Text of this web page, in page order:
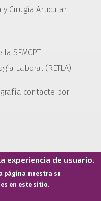
y Cirugía Articular
SEMCPT
Laboral (RETLA)
contacte por
experiencia de usuario.
página muestra su
en este sitio.